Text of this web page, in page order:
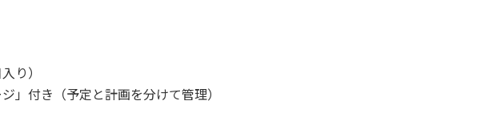
り）
」付き（予定と計画を分けて管理）